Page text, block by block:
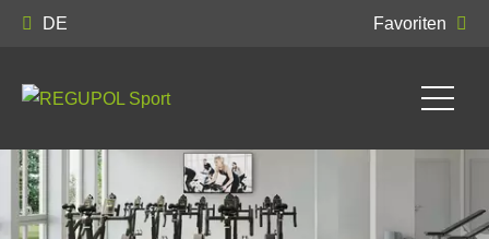
DE Favoriten